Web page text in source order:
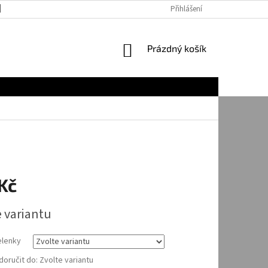
Přihlášení
NÁKUPNÍ
Prázdný košík
variantu
do: Zvolte variantu